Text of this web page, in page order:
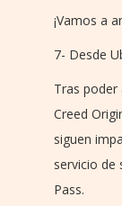
¡Vamos a
7- Desde
Tras poder
Creed
siguen
servicio de
Pass.